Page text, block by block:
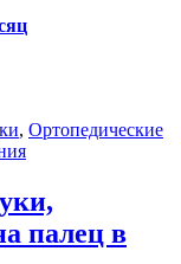
, Ортопедические
палец в